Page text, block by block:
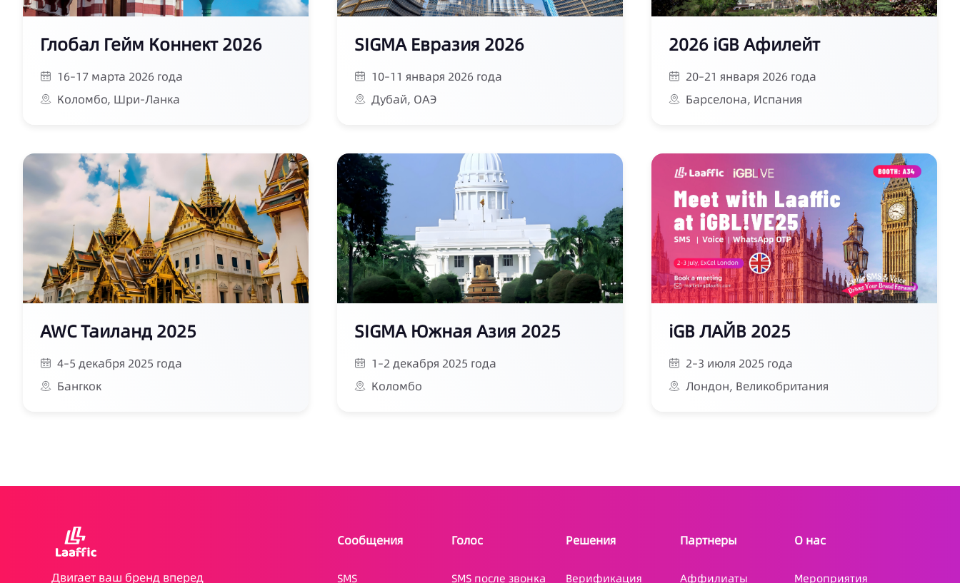
Глобал Гейм Коннект 2026
16–17 марта 2026 года
Коломбо, Шри-Ланка
SIGMA Евразия 2026
10–11 января 2026 года
Дубай, ОАЭ
2026 iGB Афилейт
20–21 января 2026 года
Барселона, Испания
AWC Таиланд 2025
4–5 декабря 2025 года
Бангкок
SIGMA Южная Азия 2025
1–2 декабря 2025 года
Коломбо
iGB ЛАЙВ 2025
2–3 июля 2025 года
Лондон, Великобритания
Двигает ваш бренд вперед
Сообщения
SMS
Голос
SMS после звонка
Решения
Верификация
Партнеры
Аффилиаты
О нас
Мероприятия